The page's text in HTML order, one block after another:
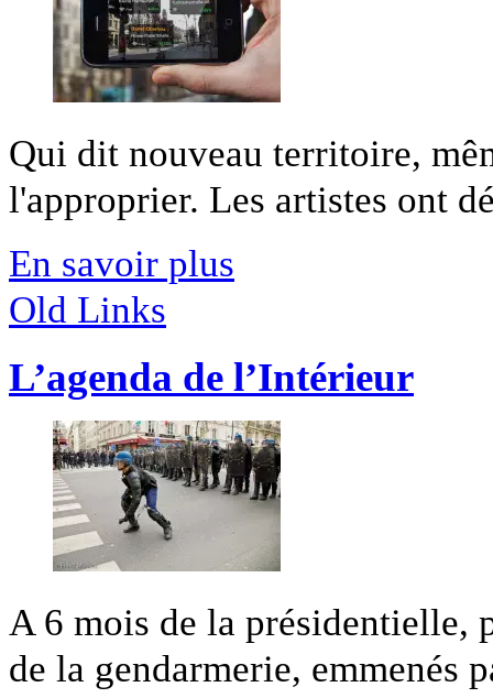
Qui dit nouveau territoire,
l'approprier. Les artistes ont
En savoir plus
Old Links
L’agenda de l’Intérieur
A 6 mois de la présidentielle,
de la gendarmerie, emmenés